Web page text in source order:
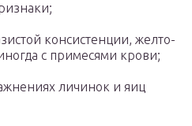
консистенции, желто-
с примесями крови;
личинок и яиц